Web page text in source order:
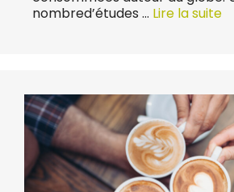
nombred’études … Lire la suite